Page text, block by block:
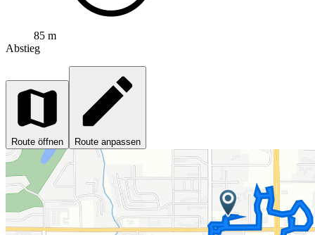
85 m
Abstieg
Route öffnen Route anpassen